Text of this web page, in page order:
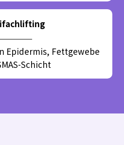
Epidermis, Fettgewebe
Schicht